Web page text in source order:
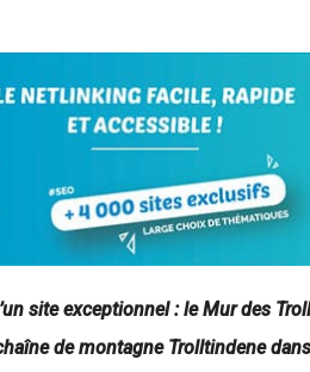
site exceptionnel : le Mur des
de montagne Trolltindene